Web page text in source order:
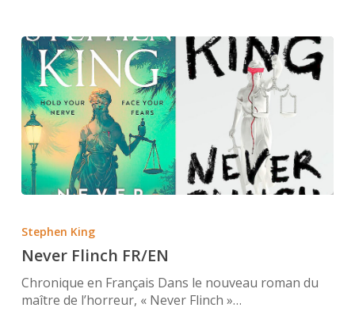
FR/EN
Stephen King
Never Flinch FR/EN
Chronique en Français Dans le nouveau roman du
maître de l’horreur, « Never Flinch »…